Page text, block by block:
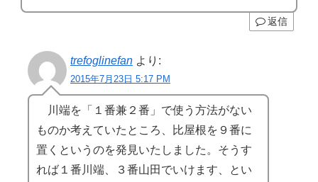
返信
trefoglinefan より:
2015年7月23日 5:17 PM
川端を「１番兼２番」で使う方法がない
ものか考えていたところ、比屋根を９番に
置くというのを発見いたしました。そうす
れば１番川端、３番山田でいけます、とい